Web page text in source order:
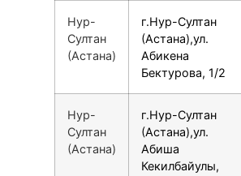
Нур-
Султан
(Астана)
г.Нур-Султан
(Астана),ул.
Абикена
Бектурова, 1/2
Нур-
Султан
(Астана)
г.Нур-Султан
(Астана),ул.
Абиша
Кекилбайулы,